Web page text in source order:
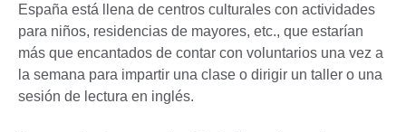
España está llena de centros culturales con actividades
para niños, residencias de mayores, etc., que estarían
más que encantados de contar con voluntarios una vez a
la semana para impartir una clase o dirigir un taller o una
sesión de lectura en inglés.